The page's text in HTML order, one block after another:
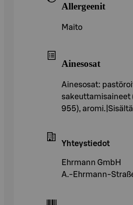
Allergeenit
Maito
Ainesosat
Ainesosat:
sakeuttamisaineet
955),
Yhteystiedot
Ehrmann GmbH
A.-Ehrmann-